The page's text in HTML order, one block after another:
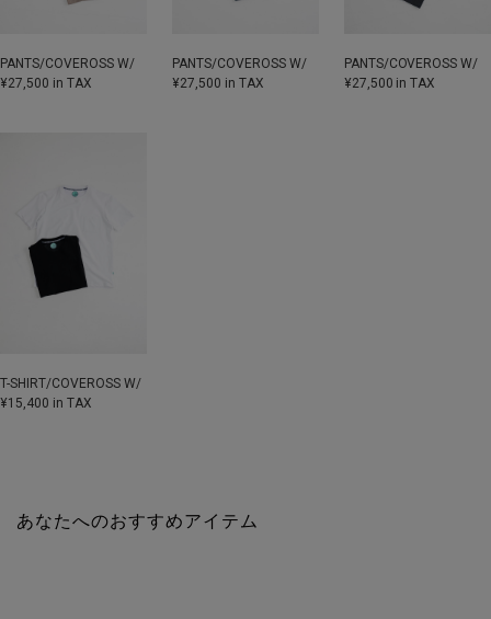
PANTS/COVEROSS W/
¥27,500 in TAX
PANTS/COVEROSS W/
¥27,500 in TAX
PANTS/COVEROSS W/
¥27,500 in TAX
T-SHIRT/COVEROSS W/
¥15,400 in TAX
あなたへのおすすめアイテム